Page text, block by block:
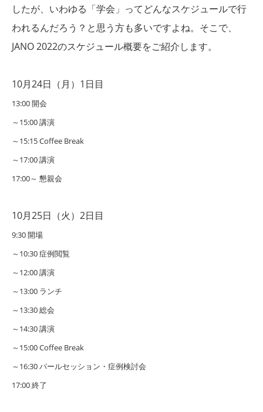
したが、いわゆる「学会」ってどんなスケジュールで行
われるんだろう？と思う方も多いですよね。 そこで、
JANO 2022のスケジュール概要をご紹介します。
10月24日（月）1日目
13:00開会
～15:00講演
～15:15Coffee Break
～17:00講演
17:00～ 懇親会
10月25日（火）2日目
9:30開場
～10:30症例閲覧
～12:00講演
～13:00 ランチ
～13:30総会
～14:30講演
～15:00Coffee Break
～16:30パールセッション・症例検討会
17:00終了